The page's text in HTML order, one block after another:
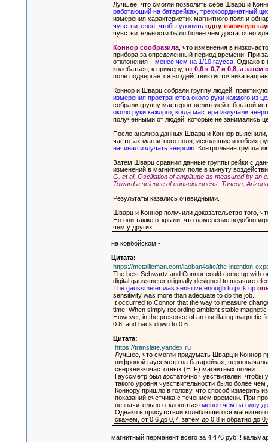
Лучшее, что смогли позволить себе Шварц и
работающий на батарейках, трехкоординатный
измерения характеристик магнитного поля и
чувствителен, чтобы уловить одну тысячную
чувствительности было более чем достаточно
Коннор сообразила, что изменения в
прибора за определенный период времени. При
отклонения – менее чем на 1/10 гаусса. Однако в
колебаться, к примеру, от 0,6 к 0,7 и 0,8, а затем
поле подвергается воздействию источника
Коннор и Шварц собрали группу людей,
измерения пространства около руки каждого из
собрали группу мастеров-целителей с богатой
около руки каждого, когда мастера излучали
полученными от людей, которые не занимались
После анализа данных Шварц и Коннор
частотах магнитного поля, исходящие из обеих
начинал излучать энергию.
Контрольная группа
Затем Шварц сравнил данные группы рейки с
изменений в магнитном поле в минуту
G. et al. Oscillation of amplitude as measured by an
Toward a science of consciousness. Tuscon,
Результаты казались очевидными.
Шварц и Коннор получили доказательство того,
Но они также открыли, что намерение подобно
чем у других.
на ковбойском -
Цитата:
https://metallicman.com/laoban4site/the-intention-
The best Schwartz and Connor could come up with
digital gaussmeter originally designed to measure
The gaussmeter was sensitive enough to pick up
sensitivity was more than adequate to do the job.
It occurred to Connor that the way to measure
time. When simply recording ambient stable
However, in the presence of an oscillating magnetic
0.8, and back down to 0.6.
Цитата:
https://translate.yandex.ru
Лучшее, что смогли придумать Шварц и Коннор
цифровой гауссметр на батарейках,
сверхнизкочастотных (ELF) магнитных полей.
Гауссметр был достаточно чувствителен, чтобы
такого уровня чувствительности было более
Коннору пришло в голову, что способ измерить
показаний счетчика с течением времени. При
незначительно отклоняться менее чем на одну
Однако в присутствии колеблющегося
скажем, от 0,6 до 0,7, затем до 0,8 и обратно до
магнитный перманент всего за 4 476 руб. !